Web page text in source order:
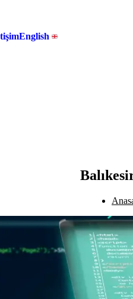
English